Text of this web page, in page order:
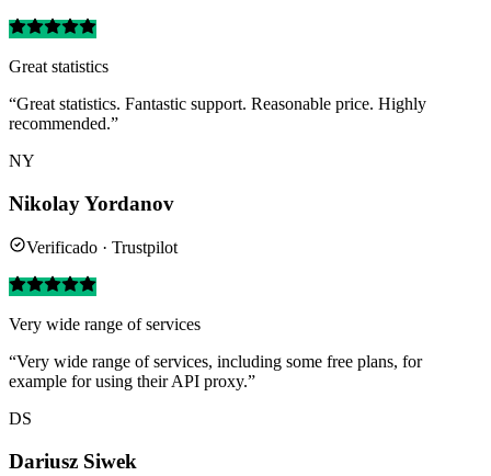
Great statistics
“Great statistics. Fantastic support. Reasonable price. Highly
recommended.”
NY
Nikolay Yordanov
Verificado · Trustpilot
Very wide range of services
“Very wide range of services, including some free plans, for
example for using their API proxy.”
DS
Dariusz Siwek